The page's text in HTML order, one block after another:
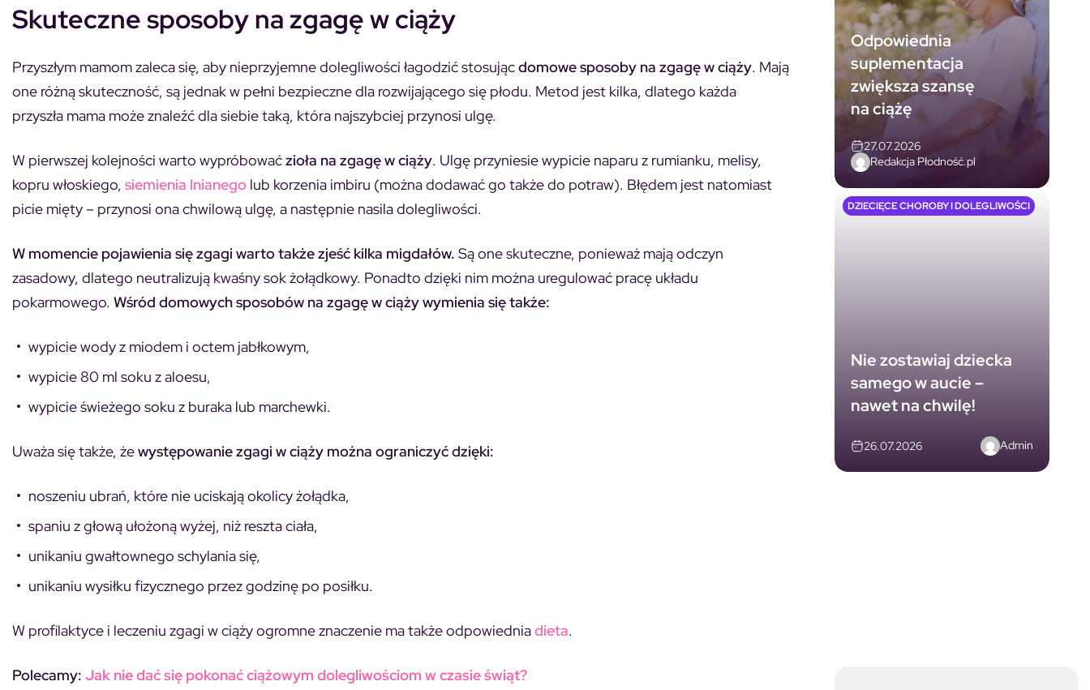
Skuteczne sposoby na zgagę w ciąży
Przyszłym mamom zaleca się, aby nieprzyjemne dolegliwości łagodzić stosującdomowe sposoby na zgagę w ciąży. Mają
one różną skuteczność, są jednak w pełni bezpieczne dla rozwijającego się płodu. Metod jest kilka, dlatego każda
przyszła mama może znaleźć dla siebie taką, która najszybciej przynosi ulgę.
W pierwszej kolejności warto wypróbowaćzioła na zgagę w ciąży. Ulgę przyniesie wypicie naparu z rumianku, melisy,
kopru włoskiego, siemienia lnianego lub korzenia imbiru (można dodawać go także do potraw). Błędem jest natomiast
picie mięty – przynosi ona chwilową ulgę, a następnie nasila dolegliwości.
W momencie pojawienia się zgagi warto także zjeść kilka migdałów. Są one skuteczne, ponieważ mają odczyn
zasadowy, dlatego neutralizują kwaśny sok żołądkowy. Ponadto dzięki nim można uregulować pracę układu
pokarmowego. Wśród domowych sposobów na zgagę w ciąży wymienia się także:
wypicie wody z miodem i octem jabłkowym,
wypicie 80 ml soku z aloesu,
wypicie świeżego soku z buraka lub marchewki.
Uważa się także, żewystępowanie zgagi w ciąży można ograniczyć dzięki:
noszeniu ubrań, które nie uciskają okolicy żołądka,
spaniu z głową ułożoną wyżej, niż reszta ciała,
unikaniu gwałtownego schylania się,
unikaniu wysiłku fizycznego przez godzinę po posiłku.
W profilaktyce i leczeniu zgagi w ciąży ogromne znaczenie ma także odpowiedniadieta.
Polecamy: Jak nie dać się pokonać ciążowym dolegliwościom w czasie świąt?
Odpowiednia
suplementacja
zwiększa szansę
na ciążę
27.07.2026
Redakcja Płodność.pl
Nie zostawiaj dziecka
samego w aucie –
nawet na chwilę!
26.07.2026 Admin
DZIECIĘCE CHOROBY I DOLEGLIWOŚCI